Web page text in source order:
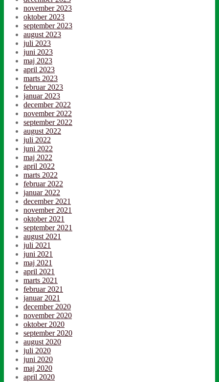
november 2023
oktober 2023
september 2023
august 2023
juli 2023
juni 2023
maj 2023
april 2023
marts 2023
februar 2023
januar 2023
december 2022
november 2022
september 2022
august 2022
juli 2022
juni 2022
maj 2022
april 2022
marts 2022
februar 2022
januar 2022
december 2021
november 2021
oktober 2021
september 2021
august 2021
juli 2021
juni 2021
maj 2021
april 2021
marts 2021
februar 2021
januar 2021
december 2020
november 2020
oktober 2020
september 2020
august 2020
juli 2020
juni 2020
maj 2020
april 2020